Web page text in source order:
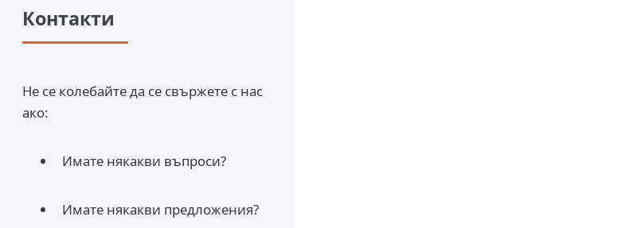
Контакти
Не се колебайте да се свържете с нас
ако:
Имате някакви въпроси?
Имате някакви предложения?